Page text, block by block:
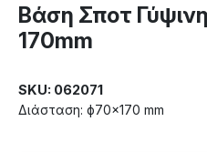
Βάση Σποτ
170mm
SKU: 062071
Διάσταση: ф70×170 mm